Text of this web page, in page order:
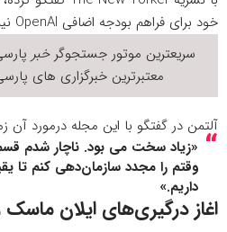
خود برای فراهم بودجه اضافی OpenAI نیز صرف‌نظر کرده است.
سریعترین موتور جستجوگرخبر
معتبرترین خبرگزاری های
آلتمن در گفتگو با این مجله درمورد
«زیاد سخت می بود. ناچار شدم
وقتم را مجدد سازمان‌دهی کنم تا
داریم.»
اغاز درگیری‌های ایلان